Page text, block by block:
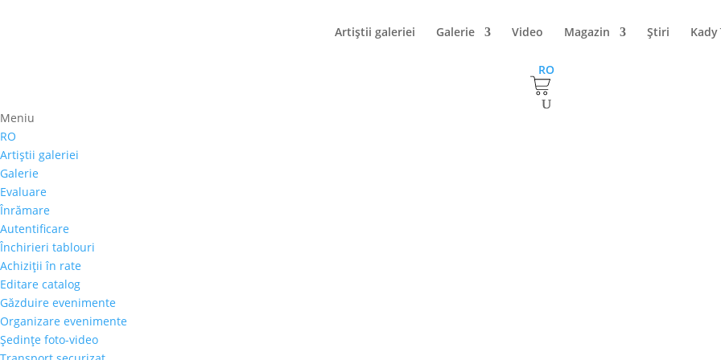
Artiştii galeriei Galerie Video Magazin Ştiri
RO
Meniu
RO
Artiştii galeriei
Galerie
Evaluare
Înrămare
Autentificare
Închirieri tablouri
Achiziţii în rate
Editare catalog
Găzduire evenimente
Organizare evenimente
Şedinţe foto-video